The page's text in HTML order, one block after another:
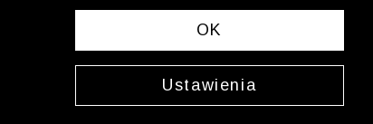
OK
Ustawienia